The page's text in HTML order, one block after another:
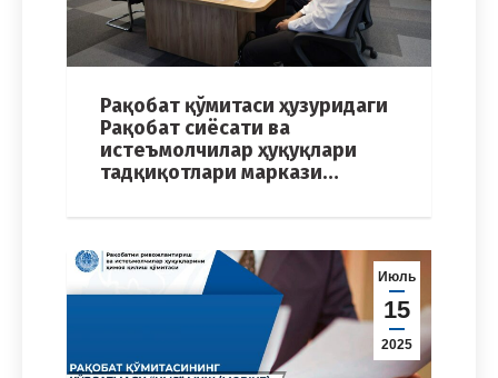
Рақобат қўмитаси ҳузуридаги
Рақобат сиёсати ва
истеъмолчилар ҳуқуқлари
тадқиқотлари маркази…
Июль
15
2025